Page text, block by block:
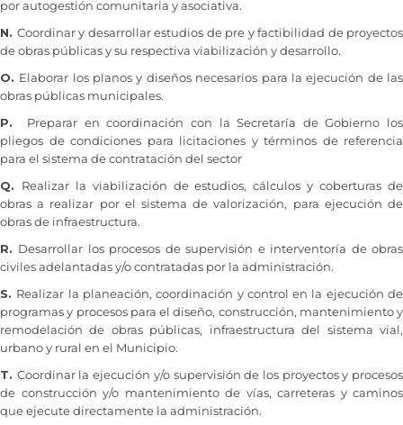
por autogestión comunitaria y asociativa.
N. Coordinar y desarrollar estudios de pre y factibilidad de proyectos
de obras públicas y su respectiva viabilización y desarrollo.
O. Elaborar los planos y diseños necesarios para la ejecución de las
obras públicas municipales.
P.
Preparar en coordinación con la Secretaría de Gobierno los
pliegos de condiciones para licitaciones y términos de referencia
para el sistema de contratación del sector
Q. Realizar la viabilización de estudios, cálculos y coberturas de
obras a realizar por el sistema de valorización, para ejecución de
obras de infraestructura.
R. Desarrollar los procesos de supervisión e interventoría de obras
civiles adelantadas y/o contratadas por la administración.
S. Realizar la planeación, coordinación y control en la ejecución de
programas y procesos para el diseño, construcción, mantenimiento y
remodelación de obras públicas, infraestructura del sistema vial,
urbano y rural en el Municipio.
T. Coordinar la ejecución y/o supervisión de los proyectos y procesos
de construcción y/o mantenimiento de vías, carreteras y caminos
que ejecute directamente la administración.